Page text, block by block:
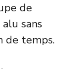
de
sans
de temps.